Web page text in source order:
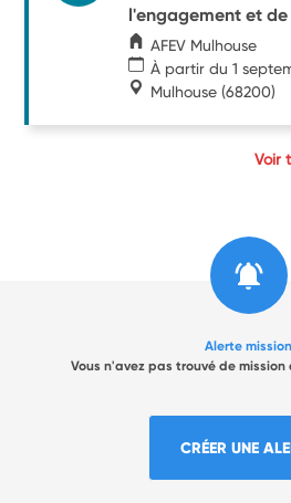
l'engagement et de
AFEV Mulhouse
À partir du 1
Mulhouse (68200)
Voir
Alerte mission
Vous n'avez pas trouvé de mission
CRÉER UNE